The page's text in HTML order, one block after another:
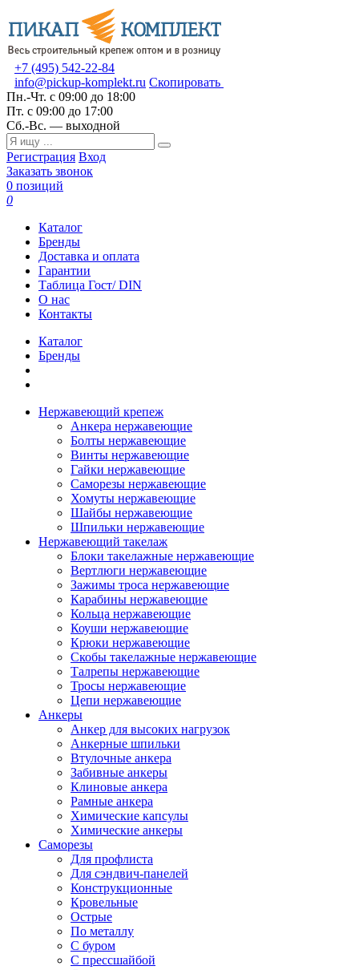
+7 (495) 542-22-84
info@pickup-komplekt.ru Скопировать
Пн.-Чт. с 09:00 до 18:00
Пт. с 09:00 до 17:00
Сб.-Вс. — выходной
Регистрация Вход
Заказать звонок
0 позиций
0
Каталог
Бренды
Доставка и оплата
Гарантии
Таблица Гост/ DIN
О нас
Контакты
Каталог
Бренды
Нержавеющий крепеж
Анкера нержавеющие
Болты нержавеющие
Винты нержавеющие
Гайки нержавеющие
Саморезы нержавеющие
Хомуты нержавеющие
Шайбы нержавеющие
Шпильки нержавеющие
Нержавеющий такелаж
Блоки такелажные нержавеющие
Вертлюги нержавеющие
Зажимы троса нержавеющие
Карабины нержавеющие
Кольца нержавеющие
Коуши нержавеющие
Крюки нержавеющие
Скобы такелажные нержавеющие
Талрепы нержавеющие
Тросы нержавеющие
Цепи нержавеющие
Анкеры
Анкер для высоких нагрузок
Анкерные шпильки
Втулочные анкера
Забивные анкеры
Клиновые анкера
Рамные анкера
Химические капсулы
Химические анкеры
Саморезы
Для профлиста
Для сэндвич-панелей
Конструкционные
Кровельные
Острые
По металлу
С буром
С прессшайбой